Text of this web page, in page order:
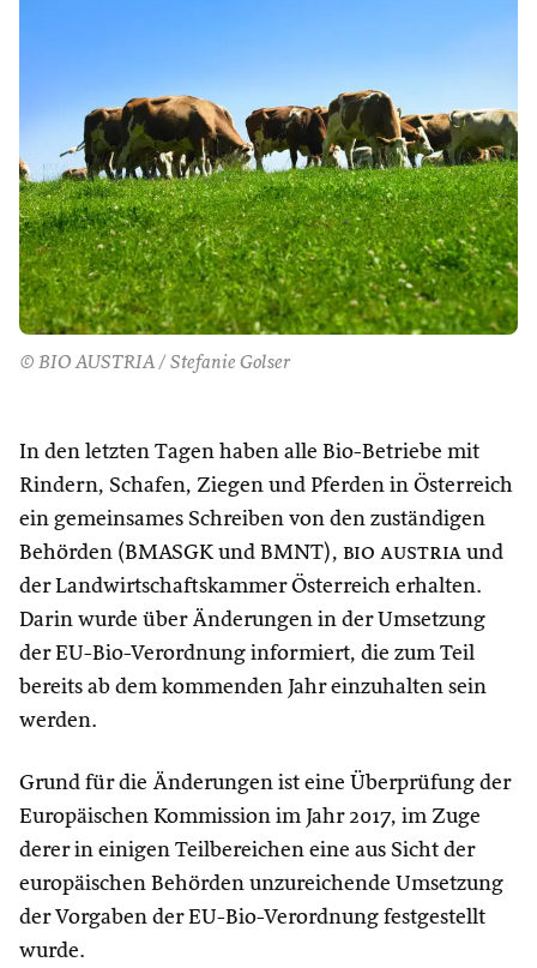
© BIO AUSTRIA / Stefanie Golser
In den letzten Tagen haben alle Bio-Betriebe mit
Rindern, Schafen, Ziegen und Pferden in Österreich
ein gemeinsames Schreiben von den zuständigen
Behörden (BMASGK und BMNT), bio austria und
der Landwirtschaftskammer Österreich erhalten.
Darin wurde über Änderungen in der Umsetzung
der EU-Bio-Verordnung informiert, die zum Teil
bereits ab dem kommenden Jahr einzuhalten sein
werden.
Grund für die Änderungen ist eine Überprüfung der
Europäischen Kommission im Jahr 2017, im Zuge
derer in einigen Teilbereichen eine aus Sicht der
europäischen Behörden unzureichende Umsetzung
der Vorgaben der EU-Bio-Verordnung festgestellt
wurde.